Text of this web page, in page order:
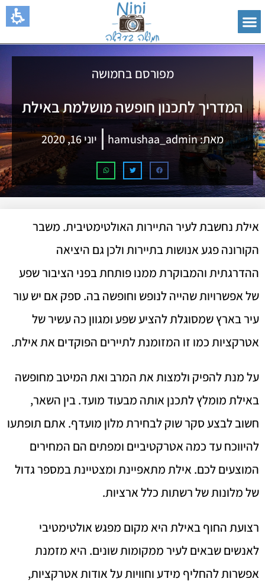
מפורסם בחמושה
המדריך לתכנון חופשה מושלמת באילת
מאת:hamushaa_admin יוני 16, 2020
אילת נחשבת לעיר התיירות האולטימטיבית. משבר
הקורונה פגע אנושות בתיירות ולכן גם היציאה
ההדרגתית והמבוקרת ממנו פותחת בפני הציבור שפע
של אפשרויות שהייה לנופש וחופשה בה. ספק אם יש עור
עיר בארץ שמסוגלת להציע שפע ומגוון כה עשיר של
אטרקציות כמו זו המזומנת לתיירים הפוקדים את אילת.
על מנת להפיק ולמצות את המרב ואת המיטב מחופשה
באילת מומלץ לתכנן אותה מבעוד מועד. בין השאר,
חשוב לבצע סקר שוק לבחירת מלון מועדף. אתם תופתעו
להיווכח עד כמה אטרקטיביים ומפתים הם המחירים
המוצעים לכם. אילת מתאפיינת ומצטיינת במספר גדול
של מלונות של רשתות כלל ארציות.
רצועת החוף באילת היא מקום מפגש אולטימטיבי
לאנשים שבאים לעיר ממקומות שונים. היא מזמנת
אפשרות להחליף מידע וחוויות על אודות אטרקציות,